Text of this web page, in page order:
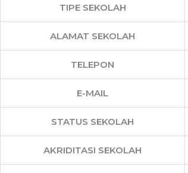
TIPE SEKOLAH
ALAMAT SEKOLAH
TELEPON
E-MAIL
STATUS SEKOLAH
AKRIDITASI SEKOLAH